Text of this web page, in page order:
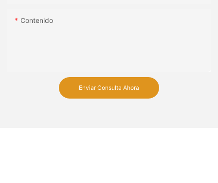
Contenido
Enviar Consulta Ahora